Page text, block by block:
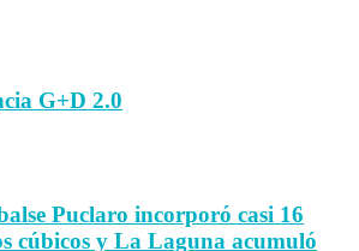
G+D 2.0
Puclaro incorporó casi 16
cúbicos y La Laguna acumuló